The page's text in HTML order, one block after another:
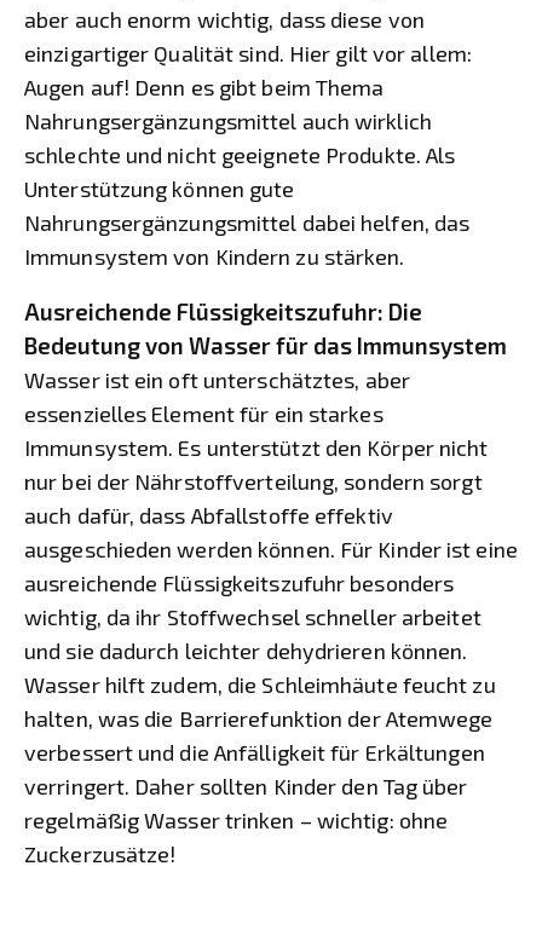
aber auch enorm wichtig, dass diese von
einzigartiger Qualität sind. Hier gilt vor allem:
Augen auf! Denn es gibt beim Thema
Nahrungsergänzungsmittel auch wirklich
schlechte und nicht geeignete Produkte. Als
Unterstützung können gute
Nahrungsergänzungsmittel dabei helfen, das
Immunsystem von Kindern zu stärken.
Ausreichende Flüssigkeitszufuhr: Die
Bedeutung von Wasser für das Immunsystem
Wasser ist ein oft unterschätztes, aber
essenzielles Element für ein starkes
Immunsystem. Es unterstützt den Körper nicht
nur bei der Nährstoffverteilung, sondern sorgt
auch dafür, dass Abfallstoffe effektiv
ausgeschieden werden können. Für Kinder ist eine
ausreichende Flüssigkeitszufuhr besonders
wichtig, da ihr Stoffwechsel schneller arbeitet
und sie dadurch leichter dehydrieren können.
Wasser hilft zudem, die Schleimhäute feucht zu
halten, was die Barrierefunktion der Atemwege
verbessert und die Anfälligkeit für Erkältungen
verringert. Daher sollten Kinder den Tag über
regelmäßig Wasser trinken – wichtig: ohne
Zuckerzusätze!